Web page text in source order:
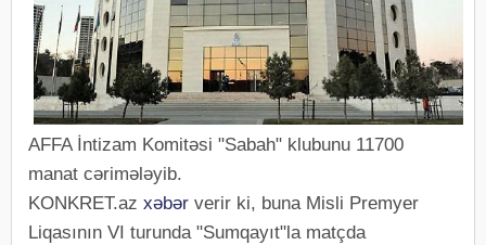
AFFA İntizam Komitəsi "Sabah" klubunu 11700
manat cərimələyib.
KONKRET.az xəbər verir ki, buna Misli Premyer
Liqasının VI turunda "Sumqayıt"la matçda